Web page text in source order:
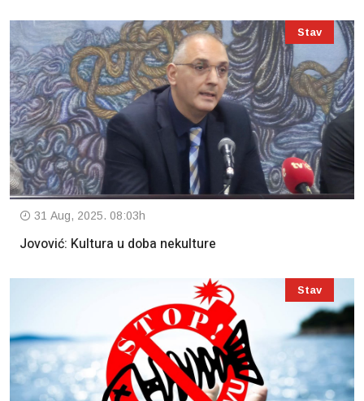
Stav
31 Aug, 2025. 08:03h
Jovović: Kultura u doba nekulture
Stav